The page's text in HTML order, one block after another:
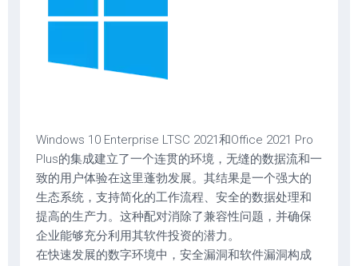
Windows 10 Enterprise LTSC 2021和Office 2021 Pro
Plus的集成建立了一个连贯的环境，无缝的数据流和一
致的用户体验在这里蓬勃发展。其结果是一个强大的
生态系统，支持简化的工作流程、安全的数据处理和
提高的生产力。这种配对消除了兼容性问题，并确保
企业能够充分利用其软件投资的潜力。
在快速发展的数字环境中，安全漏洞和软件漏洞构成